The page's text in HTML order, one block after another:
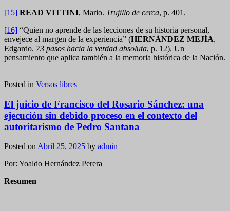
[15] READ VITTINI, Mario. Trujillo de cerca, p. 401.
[16] “Quien no aprende de las lecciones de su historia personal,
envejece al margen de la experiencia” (HERNÁNDEZ MEJÍA,
Edgardo. 73 pasos hacia la verdad absoluta, p. 12). Un
pensamiento que aplica también a la memoria histórica de la Nación.
Posted in Versos libres
El juicio de Francisco del Rosario Sánchez: una
ejecución sin debido proceso en el contexto del
autoritarismo de Pedro Santana
Posted on Abril 25, 2025 by admin
Por: Yoaldo Hernández Perera
Resumen